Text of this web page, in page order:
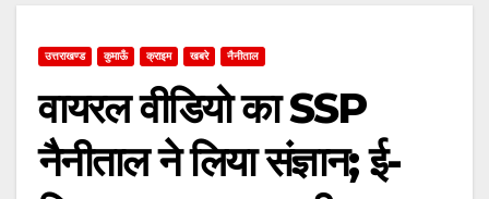
उत्तराखण्ड कुमाऊँ क्राइम खबरे नैनीताल
वायरल वीडियो का SSP
नैनीताल ने लिया संज्ञान; ई-